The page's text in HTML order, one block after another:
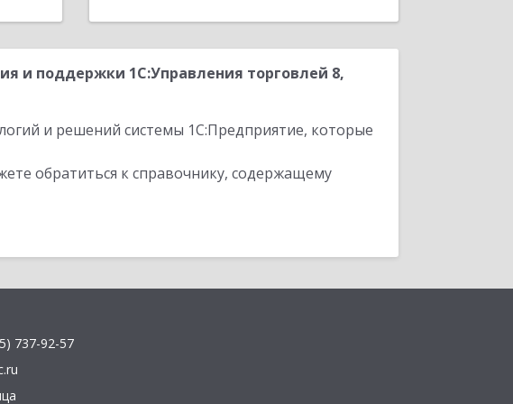
и поддержки 1С:Управления торговлей 8,
и решений системы 1С:Предприятие, которые
обратиться к справочнику, содержащему
737-92-57